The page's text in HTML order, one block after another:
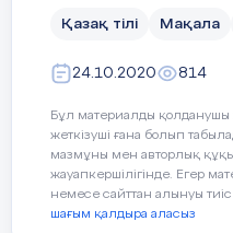
Қазақ тілі Мақала
24.10.2020 814
Бұл материалды қолданушы
жеткізуші ғана болып
мазмұны мен авторлық
жауапкершілігінде. Егер
немесе сайттан алынуы
шағым қалдыра аласыз